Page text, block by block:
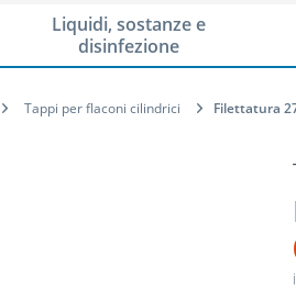
Liquidi, sostanze e
disinfezione
Tappi per flaconi cilindrici Filettatura